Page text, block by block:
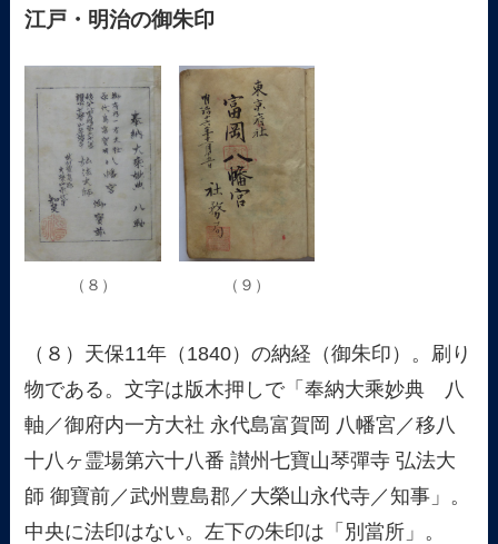
江戸・明治の御朱印
（８） （９）
（８）天保11年（1840）の納経（御朱印）。刷り
物である。文字は版木押しで「奉納大乘妙典 八
軸／御府内一方大社 永代島富賀岡 八幡宮／移八
十八ヶ霊場第六十八番 讃州七寶山琴彈寺 弘法大
師 御寶前／武州豊島郡／大榮山永代寺／知事」。
中央に法印はない。左下の朱印は「別當所」。